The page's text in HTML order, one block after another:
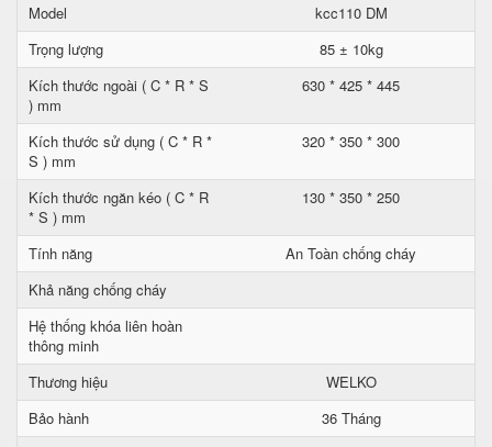
Model
kcc110 DM
Trọng lượng
85 ± 10kg
Kích thước ngoài ( C * R * S
) mm
630 * 425 * 445
Kích thước sử dụng ( C * R *
S ) mm
320 * 350 * 300
Kích thước ngăn kéo ( C * R
* S ) mm
130 * 350 * 250
Tính năng
An Toàn chống cháy
Khả năng chống cháy
Hệ thống khóa liên hoàn
thông minh
Thương hiệu
WELKO
Bảo hành
36 Tháng